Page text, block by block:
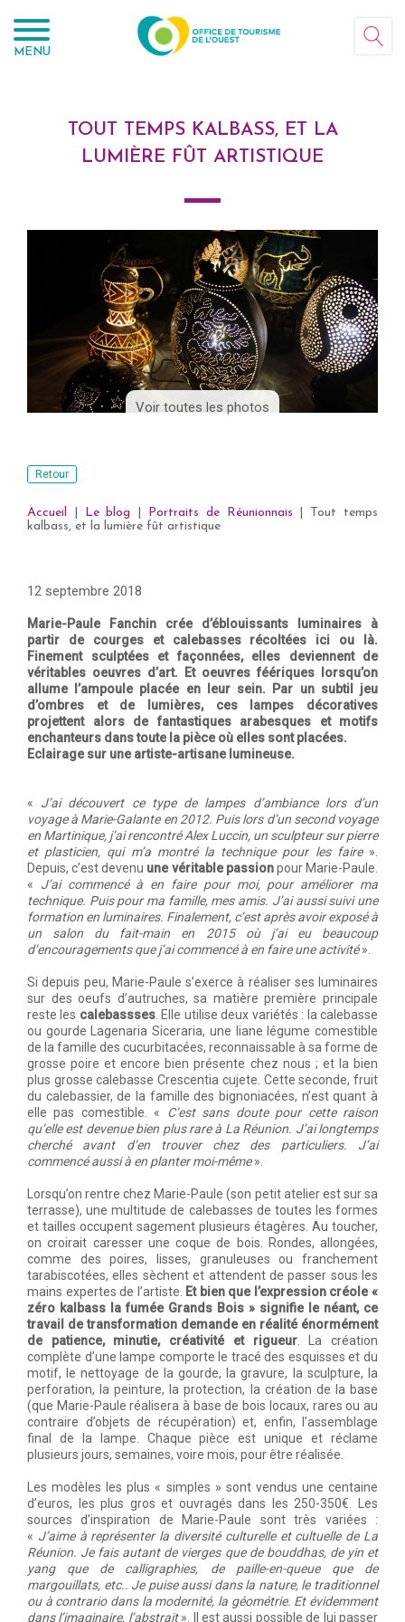
MENU
TOUT TEMPS KALBASS, ET LA
LUMIÈRE FÛT ARTISTIQUE
Voir toutes les photos
Retour
Accueil Le blog Portraits de Réunionnais
Tout temps
kalbass, et la lumière fût artistique
12 septembre 2018
Marie-Paule Fanchin crée d’éblouissants luminaires à
partir de courges et calebasses récoltées ici ou là.
Finement sculptées et façonnées, elles deviennent de
véritables oeuvres d’art. Et oeuvres féériques lorsqu’on
allume l’ampoule placée en leur sein. Par un subtil jeu
d’ombres et de lumières, ces lampes décoratives
projettent alors de fantastiques arabesques et motifs
enchanteurs dans toute la pièce où elles sont placées.
Eclairage sur une artiste-artisane lumineuse.
« J’ai découvert ce type de lampes d’ambiance lors d’un
voyage à Marie-Galante en 2012. Puis lors d’un second voyage
en Martinique, j’ai rencontré Alex Luccin, un sculpteur sur pierre
et plasticien, qui m’a montré la technique pour les faire».
Depuis, c’est devenu une véritable passionpour Marie-Paule.
« J’ai commencé à en faire pour moi, pour améliorer ma
technique. Puis pour ma famille, mes amis. J’ai aussi suivi une
formation en luminaires. Finalement, c’est après avoir exposé à
un salon du fait-main en 2015 où j’ai eu beaucoup
d’encouragements que j’ai commencé à en faire une activité».
Si depuis peu, Marie-Paule s’exerce à réaliser ses luminaires
sur des oeufs d’autruches, sa matière première principale
reste les calebassses. Elle utilise deux variétés : la calebasse
ou gourde Lagenaria Siceraria, une liane légume comestible
de la famille des cucurbitacées, reconnaissable à sa forme de
grosse poire et encore bien présente chez nous ; et la bien
plus grosse calebasse Crescentia cujete. Cette seconde, fruit
du calebassier, de la famille des bignoniacées, n’est quant à
elle pas comestible. « C’est sans doute pour cette raison
qu’elle est devenue bien plus rare à La Réunion. J’ai longtemps
cherché avant d’en trouver chez des particuliers. J’ai
commencé aussi à en planter moi-même».
Lorsqu’on rentre chez Marie-Paule (son petit atelier est sur sa
terrasse), une multitude de calebasses de toutes les formes
et tailles occupent sagement plusieurs étagères. Au toucher,
on croirait caresser une coque de bois. Rondes, allongées,
comme des poires, lisses, granuleuses ou franchement
tarabiscotées, elles sèchent et attendent de passer sous les
mains expertes de l’artiste.
Et bien que l’expression créole «
zéro kalbass la fumée Grands Bois » signifie le néant, ce
travail de transformation demande en réalité énormément
de patience, minutie, créativité et rigueur. La création
complète d’une lampe comporte le tracé des esquisses et du
motif, le nettoyage de la gourde, la gravure, la sculpture, la
perforation, la peinture, la protection, la création de la base
(que Marie-Paule réalisera à base de bois locaux, rares ou au
contraire d’objets de récupération) et, enfin, l’assemblage
final de la lampe. Chaque pièce est unique et réclame
plusieurs jours, semaines, voire mois, pour être réalisée.
Les modèles les plus « simples » sont vendus une centaine
d’euros, les plus gros et ouvragés dans les 250-350€. Les
sources d’inspiration de Marie-Paule sont très variées :
« J’aime à représenter la diversité culturelle et cultuelle de La
Réunion. Je fais autant de vierges que de bouddhas, de yin et
yang que de calligraphies, de paille-en-queue que de
margouillats, etc.. Je puise aussi dans la nature, le traditionnel
ou à contrario dans la modernité, la géométrie. Et évidemment
dans l’imaginaire, l’abstrait». Il est aussi possible de lui passer